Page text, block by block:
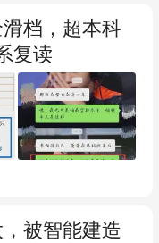
档，超本科
复读
被智能建造